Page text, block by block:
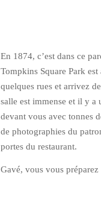
En 1874, c’est dans ce
Tompkins Square Park
quelques rues et arrivez
salle est immense et il y a
devant vous avec tonnes
de photographies du
portes du restaurant.
Gavé, vous vous